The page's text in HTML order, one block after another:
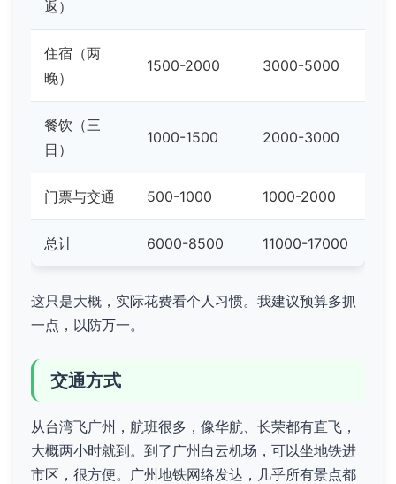
返）
住宿（两
晚）
1500-2000 3000-5000
餐饮（三
日）
1000-1500 2000-3000
门票与交通 500-1000 1000-2000
总计 6000-8500 11000-17000
这只是大概，实际花费看个人习惯。我建议预算多抓
一点，以防万一。
交通方式
从台湾飞广州，航班很多，像华航、长荣都有直飞，
大概两小时就到。到了广州白云机场，可以坐地铁进
市区，很方便。广州地铁网络发达，几乎所有景点都